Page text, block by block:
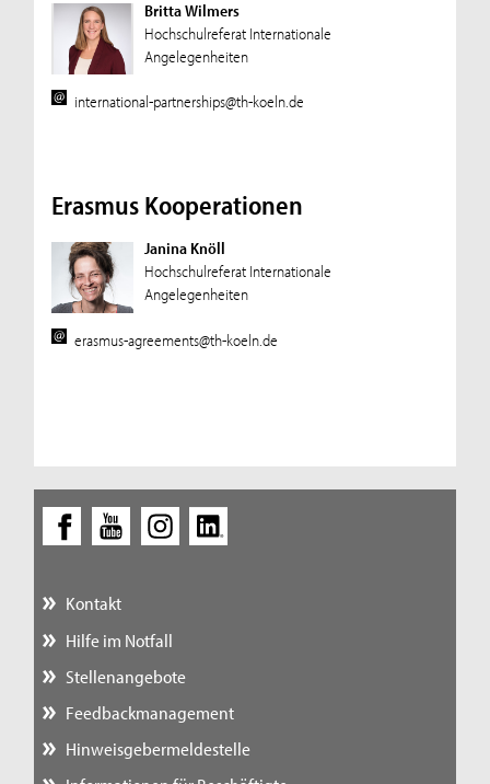
Britta Wilmers
Hochschulreferat Internationale
Angelegenheiten
international-partnerships@th-koeln.de
Erasmus Kooperationen
Janina Knöll
Hochschulreferat Internationale
Angelegenheiten
erasmus-agreements@th-koeln.de
Kontakt
Hilfe im Notfall
Stellenangebote
Feedbackmanagement
Hinweisgebermeldestelle